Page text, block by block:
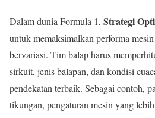
Dalam dunia Formula 1, Strategi
untuk memaksimalkan performa
bervariasi. Tim balap harus
sirkuit, jenis balapan, dan kondisi
pendekatan terbaik. Sebagai contoh,
tikungan, pengaturan mesin yang